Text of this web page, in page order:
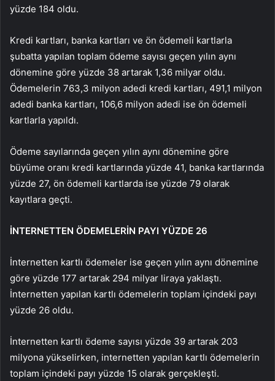
yüzde 184 oldu.
Kredi kartları, banka kartları ve ön ödemeli kartlarla
şubatta yapılan toplam ödeme sayısı geçen yılın aynı
dönemine göre yüzde 38 artarak 1,36 milyar oldu.
Ödemelerin 763,3 milyon adedi kredi kartları, 491,1 milyon
adedi banka kartları, 106,6 milyon adedi ise ön ödemeli
kartlarla yapıldı.
Ödeme sayılarında geçen yılın aynı dönemine göre
büyüme oranı kredi kartlarında yüzde 41, banka kartlarında
yüzde 27, ön ödemeli kartlarda ise yüzde 79 olarak
kayıtlara geçti.
İNTERNETTEN ÖDEMELERİN PAYI YÜZDE 26
İnternetten kartlı ödemeler ise geçen yılın aynı dönemine
göre yüzde 177 artarak 294 milyar liraya yaklaştı.
İnternetten yapılan kartlı ödemelerin toplam içindeki payı
yüzde 26 oldu.
İnternetten kartlı ödeme sayısı yüzde 39 artarak 203
milyona yükselirken, internetten yapılan kartlı ödemelerin
toplam içindeki payı yüzde 15 olarak gerçekleşti.